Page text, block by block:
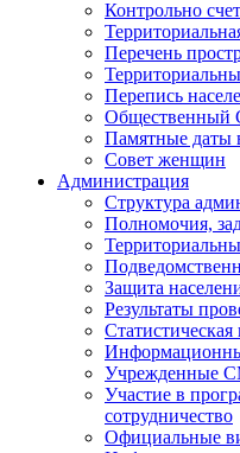
Контрольно
Перечень
Перепись
Общественный
Памятные даты
Совет женщин
Администрация
Структура
Полномочия,
Защита
Результаты
Учрежденные
Участие в
сотрудничество
Официальные